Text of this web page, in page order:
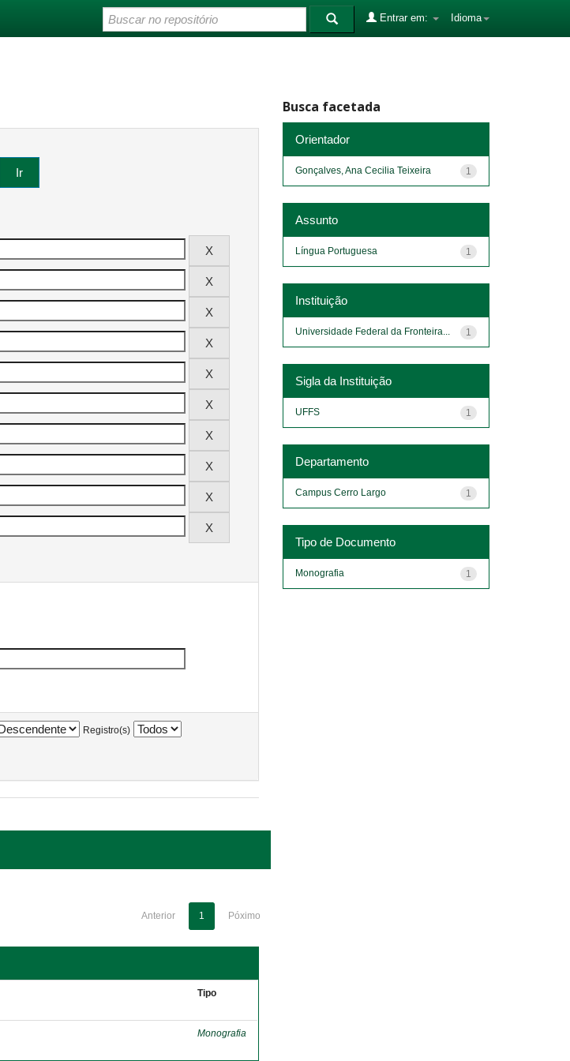
Idioma
Entrar em:
Registro(s)
Anterior 1 Póximo
Tipo
Monografia
Busca facetada
Orientador
1
Gonçalves, Ana Cecilia Teixeira
Assunto
1
Língua Portuguesa
Instituição
1
Universidade Federal da Fronteira...
Sigla da Instituição
1
UFFS
Departamento
1
Campus Cerro Largo
Tipo de Documento
1
Monografia